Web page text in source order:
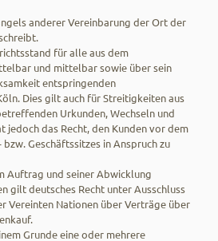
anderer Vereinbarung der Ort der
für alle aus dem
und mittelbar sowie über sein
entspringenden
Dies gilt auch für Streitigkeiten aus
Urkunden, Wechseln und
jedoch das Recht, den Kunden vor dem
Geschäftssitzes in Anspruch zu
Auftrag und seiner Abwicklung
gilt deutsches Recht unter Ausschluss
Vereinten Nationen über Verträge über
Grunde eine oder mehrere